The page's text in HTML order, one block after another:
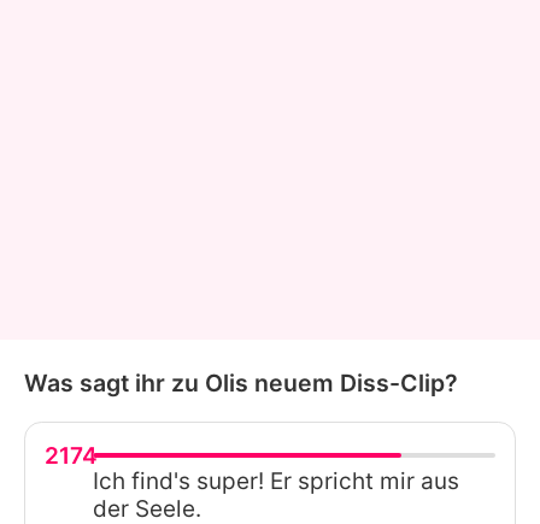
Was sagt ihr zu Olis neuem Diss-Clip?
2174
Ich find's super! Er spricht mir aus
der Seele.